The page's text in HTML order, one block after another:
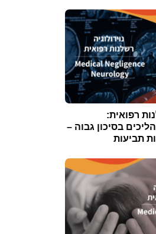
רפואית:
בסיכון גבוה –
תביעות